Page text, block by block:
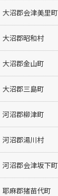
大沼郡会津美里町
大沼郡昭和村
大沼郡金山町
大沼郡三島町
河沼郡柳津町
河沼郡湯川村
河沼郡会津坂下町
耶麻郡猪苗代町